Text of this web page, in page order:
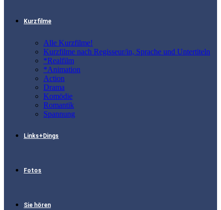
Kurzfilme
Alle Kurzfilme!
Kurzfilme nach Regisseur/in, Sprache und Untertiteln
*Realfilm
*Animation
Action
Drama
Komödie
Romantik
Spannung
Links+Dings
Fotos
Sie hören